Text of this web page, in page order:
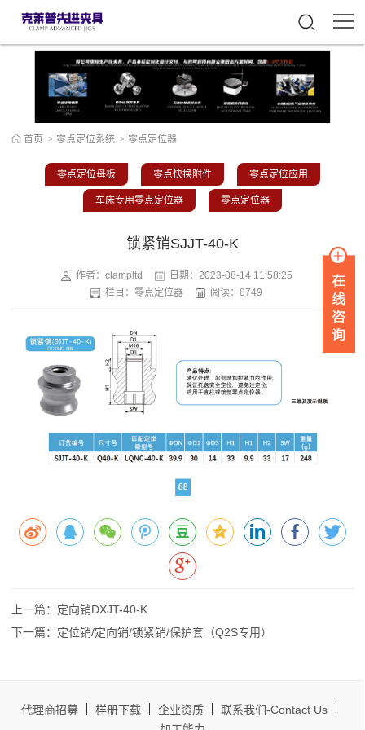
首页 > 零点定位系统 > 零点定位器
零点定位母板 零点快换附件 零点定位应用
车床专用零点定位器 零点定位器
锁紧销SJJT-40-K
作者：clampltd 日期： 2023-08-14 11:58:25
栏目： 零点定位器 阅读：8749
上一篇：定向销DXJT-40-K
下一篇：定位销/定向销/锁紧销/保护套（Q2S专用）
代理商招募 样册下载 企业资质
联系我们-Contact Us